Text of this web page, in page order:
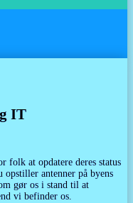
IT
folk at opdatere deres status
opstiller antenner på byens
gør os i stand til at
vi befinder os.